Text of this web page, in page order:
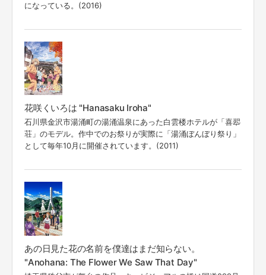
になっている。(2016)
花咲くいろは "Hanasaku Iroha"
石川県金沢市湯涌町の湯涌温泉にあった白雲楼ホテルが「喜翆
荘」のモデル。作中でのお祭りが実際に「湯涌ぼんぼり祭り」
として毎年10月に開催されています。(2011)
あの日見た花の名前を僕達はまだ知らない。
"Anohana: The Flower We Saw That Day"